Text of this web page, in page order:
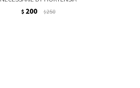
$ 200 $250